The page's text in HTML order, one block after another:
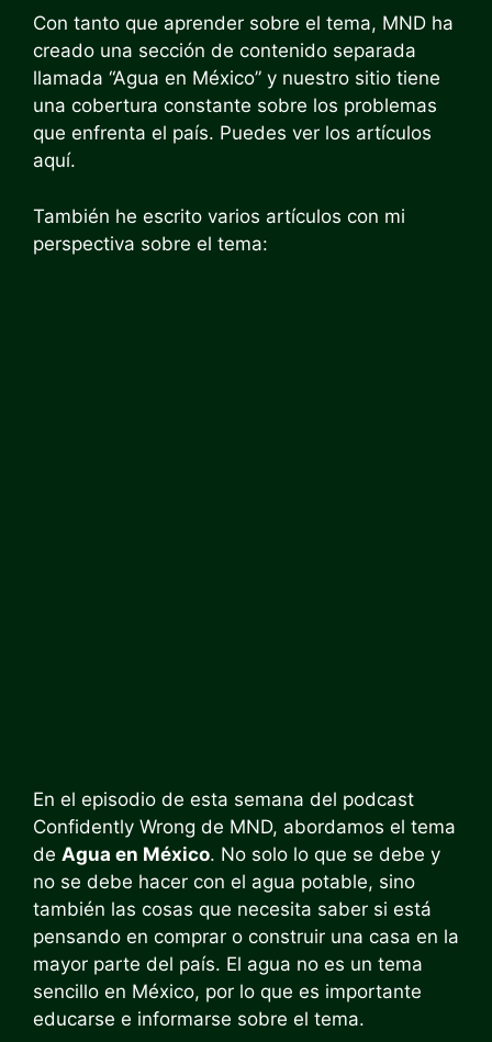
Con tanto que aprender sobre el tema, MND ha
creado una sección de contenido separada
llamada “Agua en México” y nuestro sitio tiene
una cobertura constante sobre los problemas
que enfrenta el país. Puedes ver los artículos
aquí.
También he escrito varios artículos con mi
perspectiva sobre el tema:
En el episodio de esta semana del podcast
Confidently Wrong de MND, abordamos el tema
de Agua en México. No solo lo que se debe y
no se debe hacer con el agua potable, sino
también las cosas que necesita saber si está
pensando en comprar o construir una casa en la
mayor parte del país. El agua no es un tema
sencillo en México, por lo que es importante
educarse e informarse sobre el tema.